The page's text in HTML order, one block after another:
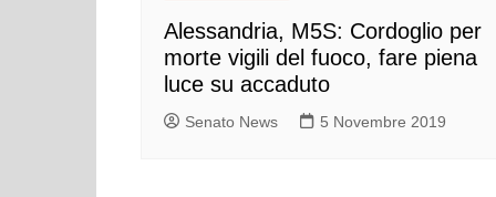
Alessandria, M5S: Cordoglio per
morte vigili del fuoco, fare piena
luce su accaduto
Senato News 5 Novembre 2019